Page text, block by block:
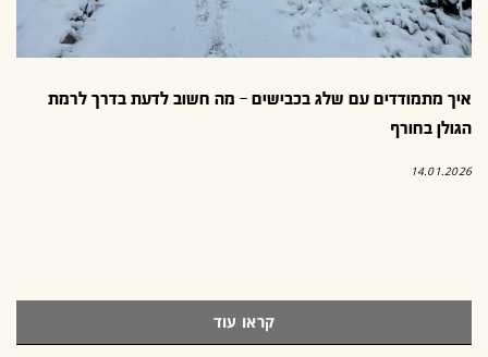
איך מתמודדים עם שלג בכבישים – מה חשוב לדעת בדרך לרמת
הגולן בחורף
14.01.2026
קראו עוד